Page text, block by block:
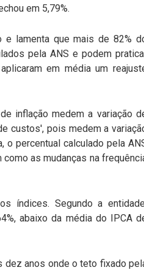
em 5,79%.
e lamenta que mais de 82%
pela ANS e podem
em média um
inflação medem a variação
custos', pois medem a
o percentual calculado pela
as mudanças na
índices. Segundo a
abaixo da média do IPCA
dez anos onde o teto fixado